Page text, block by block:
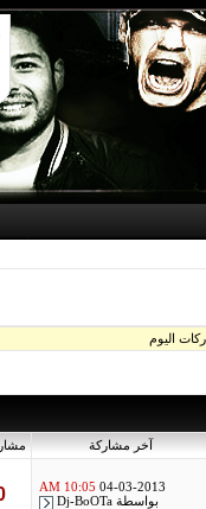
آخر مشاركة مشاركات
04-03-2013
10:05 AM
بواسطةDj-BoOTa